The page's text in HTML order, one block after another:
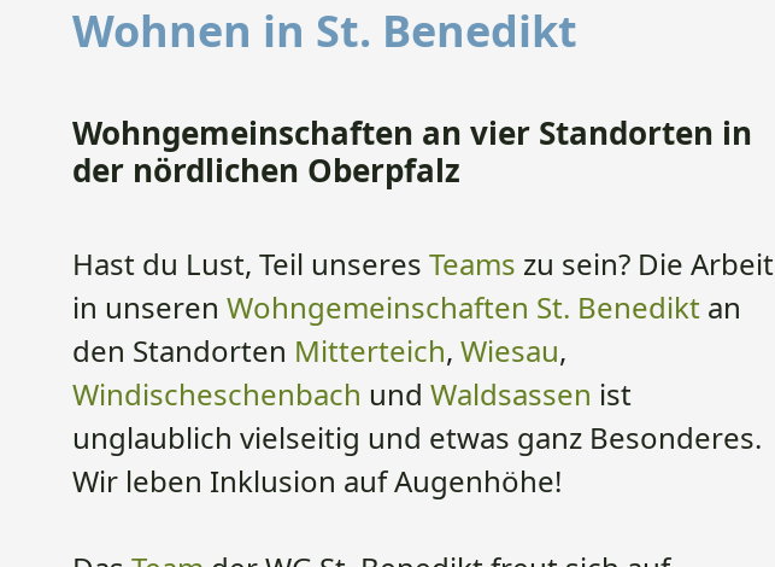
Wohnen in St. Benedikt
​​​​​​Wohngemeinschaften an vier Standorten in
der nördlichen Oberpfalz
​​​​​​​Hast du Lust, Teil unseres Teams zu sein? Die Arbeit
in unseren Wohngemeinschaften St. Benedikt an
den Standorten Mitterteich, Wiesau,
Windischeschenbach und Waldsassen ist
unglaublich vielseitig und etwas ganz Besonderes.
Wir leben Inklusion auf Augenhöhe!